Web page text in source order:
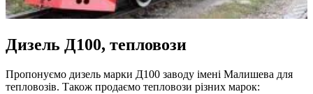
Дизель Д100, тепловози
Пропонуємо дизель марки Д100 заводу імені Малишева для
тепловозів. Також продаємо тепловози різних марок: